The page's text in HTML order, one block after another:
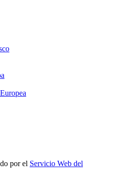
por el Servicio Web del